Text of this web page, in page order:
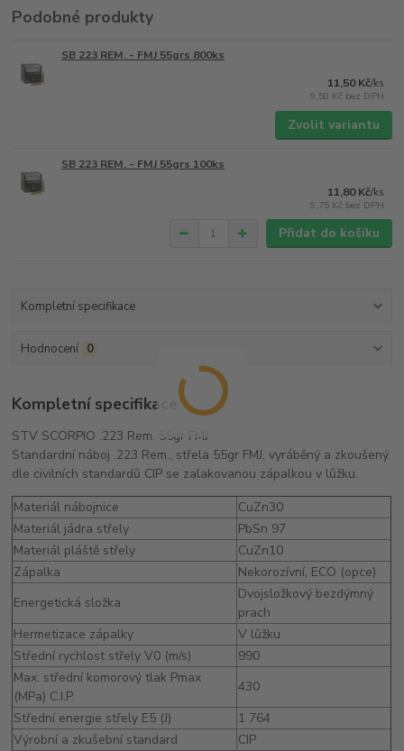
Podobné produkty
SB 223 REM. - FMJ 55grs 800ks
11,50 Kč/ks
9,50 Kč bez DPH
Zvolit variantu
SB 223 REM. - FMJ 55grs 100ks
11,80 Kč/ks
9,75 Kč bez DPH
Přidat do košíku
Kompletní specifikace
Hodnocení 0
Kompletní specifikace
STV SCORPIO .223 Rem. 55gr FMJ
Standardní náboj .223 Rem., střela 55gr FMJ, vyráběný a zkoušený
dle civilních standardů CIP se zalakovanou zápalkou v lůžku.
Materiál nábojnice
CuZn30
Materiál jádra střely
PbSn 97
Materiál pláště střely
CuZn10
Zápalka
Nekorozívní, ECO (opce)
Energetická složka
Dvojsložkový bezdýmný
prach
Hermetizace zápalky
V lůžku
Střední rychlost střely V0 (m/s)
990
Max. střední komorový tlak Pmax
(MPa) C.I.P.
430
Střední energie střely E5 (J)
1 764
Výrobní a zkušební standard
CIP